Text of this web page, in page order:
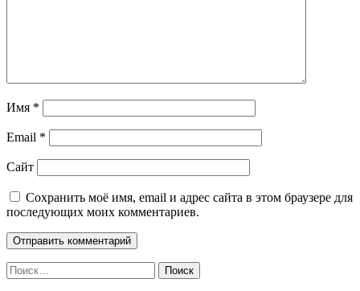
Имя *
Email *
Сайт
Сохранить моё имя, email и адрес сайта в этом браузере для
последующих моих комментариев.
Найти: